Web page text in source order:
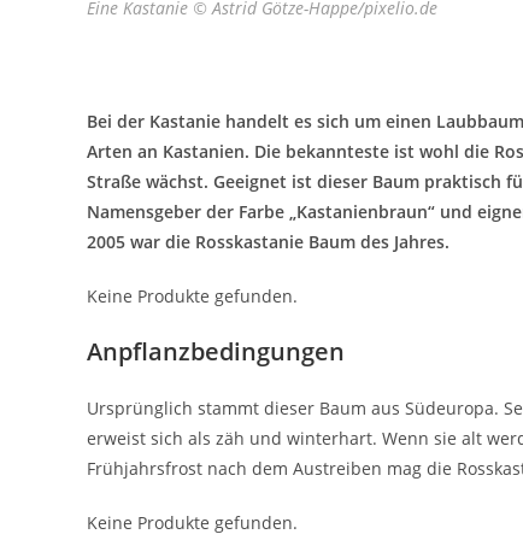
Eine Kastanie © Astrid Götze-Happe/pixelio.de
Bei der Kastanie handelt es sich um einen
Arten an Kastanien. Die bekannteste ist wohl die
Straße wächst. Geeignet ist dieser Baum praktisch
Namensgeber der Farbe „Kastanienbraun“ und
2005 war die Rosskastanie Baum des Jahres.
Keine Produkte gefunden.
Anpflanzbedingungen
Ursprünglich stammt dieser Baum aus Südeuropa.
erweist sich als zäh und winterhart. Wenn sie alt
Frühjahrsfrost nach dem Austreiben mag die
Keine Produkte gefunden.